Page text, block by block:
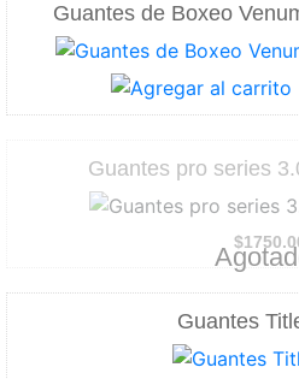
Guantes de Boxeo
Guantes pro series
Guantes